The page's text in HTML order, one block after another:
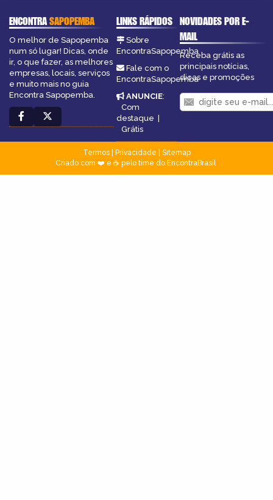
ENCONTRASAPOPEMBA
O melhor de Sapopemba
num só lugar! Dicas, onde
ir, o que fazer, as melhores
empresas, locais, serviços
e muito mais no guia
Encontra Sapopemba.
LINKS RÁPIDOS
Sobre
EncontraSapopemba
Fale com o
EncontraSapopemba
ANUNCIE:
Com
destaque |
Grátis
NOVIDADES POR E-
MAIL
Receba grátis as
principais notícias,
dicas e promoções
Termos| Privacidade
Sitemap
Criado com ❤️ e ☕ pelo time do EncontraBrasil